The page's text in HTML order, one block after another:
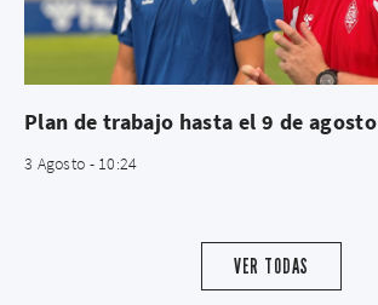
Plan de trabajo hasta el 9 de agosto
3 Agosto - 10:24
VER TODAS